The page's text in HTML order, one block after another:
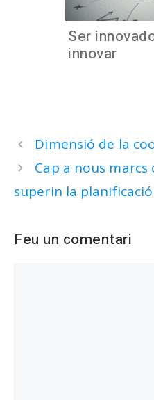
Ser
innovar
Dimensió de la
Cap a nous
superin la planificació
Feu un comentari